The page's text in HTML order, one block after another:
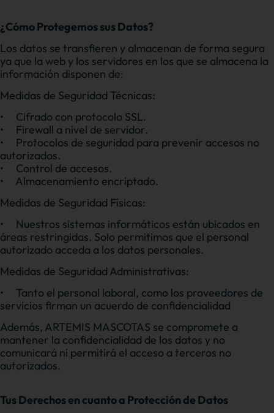
¿Cómo Protegemos sus Datos?
Los datos se transfieren y almacenan de forma segura
ya que la web y los servidores en los que se almacena la
información disponen de:
Medidas de Seguridad Técnicas:
•
Cifrado con protocolo SSL.
•
Firewall a nivel de servidor.
•
Protocolos de seguridad para prevenir accesos no
autorizados.
•
Control de accesos.
•
Almacenamiento encriptado.
Medidas de Seguridad Físicas:
•
Nuestros sistemas informáticos están ubicados en
áreas restringidas. Solo permitimos que el personal
autorizado acceda a los datos personales.
Medidas de Seguridad Administrativas:
•
Tanto el personal laboral, como los proveedores de
servicios firman un acuerdo de confidencialidad
Además, ARTEMIS MASCOTAS se compromete a
mantener la confidencialidad de los datos y no
comunicará ni permitirá el acceso a terceros no
autorizados.
Tus Derechos en cuanto a Protección de Datos